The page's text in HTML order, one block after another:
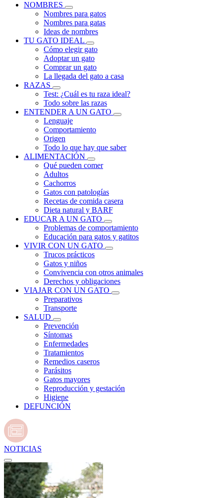
NOMBRES
Nombres para gatos
Nombres para gatas
Ideas de nombres
TU GATO IDEAL
Cómo elegir gato
Adoptar un gato
Comprar un gato
La llegada del gato a casa
RAZAS
Test: ¿Cuál es tu raza ideal?
Todo sobre las razas
ENTENDER A UN GATO
Lenguaje
Comportamiento
Origen
Todo lo que hay que saber
ALIMENTACIÓN
Qué pueden comer
Adultos
Cachorros
Gatos con patologías
Recetas de comida casera
Dieta natural y BARF
EDUCAR A UN GATO
Problemas de comportamiento
Educación para gatos y gatitos
VIVIR CON UN GATO
Trucos prácticos
Gatos y niños
Convivencia con otros animales
Derechos y obligaciones
VIAJAR CON UN GATO
Preparativos
Transporte
SALUD
Prevención
Síntomas
Enfermedades
Tratamientos
Remedios caseros
Parásitos
Gatos mayores
Reproducción y gestación
Higiene
DEFUNCIÓN
NOTICIAS